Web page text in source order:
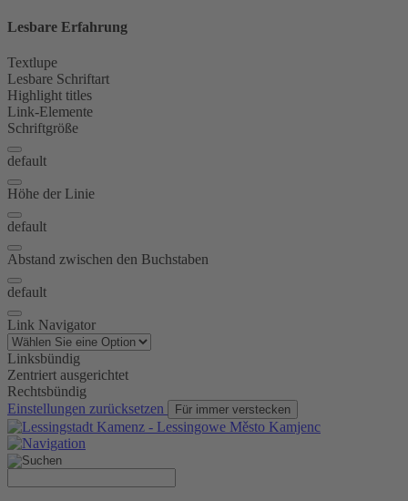
Lesbare Erfahrung
Textlupe
Lesbare Schriftart
Highlight titles
Link-Elemente
Schriftgröße
default
Höhe der Linie
default
Abstand zwischen den Buchstaben
default
Link Navigator
Linksbündig
Zentriert ausgerichtet
Rechtsbündig
Einstellungen zurücksetzen
Für immer verstecken